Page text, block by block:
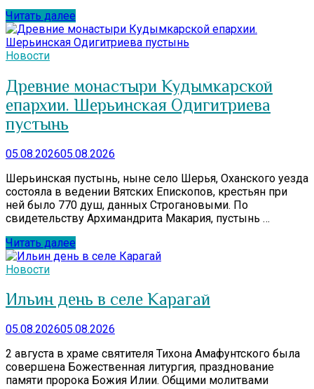
Читать далее
Новости
Древние монастыри Кудымкарской
епархии. Шерьинская Одигитриева
пустынь
05.08.202605.08.2026
Шерьинская пустынь, ныне село Шерья, Оханского уезда
состояла в ведении Вятских Епископов, крестьян при
ней было 770 душ, данных Строгановыми. По
свидетельству Архимандрита Макария, пустынь …
Читать далее
Новости
Ильин день в селе Карагай
05.08.202605.08.2026
2 августа в храме святителя Тихона Амафунтского была
совершена Божественная литургия, празднование
памяти пророка Божия Илии. Общими молитвами